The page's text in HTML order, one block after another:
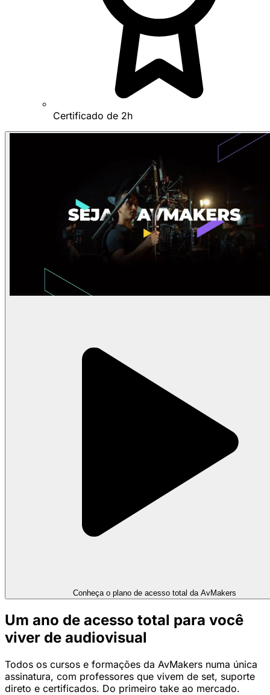
Certificado de 2h
Conheça o plano de acesso total da AvMakers
Um ano de acesso total para você
viver de audiovisual
Todos os cursos e formações da AvMakers numa única
assinatura, com professores que vivem de set, suporte
direto e certificados. Do primeiro take ao mercado.